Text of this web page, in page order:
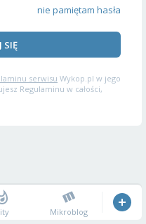
nie pamiętam hasła
SIĘ
serwisu Wykop.pl w jego
Regulaminu w całości,
Mikroblog